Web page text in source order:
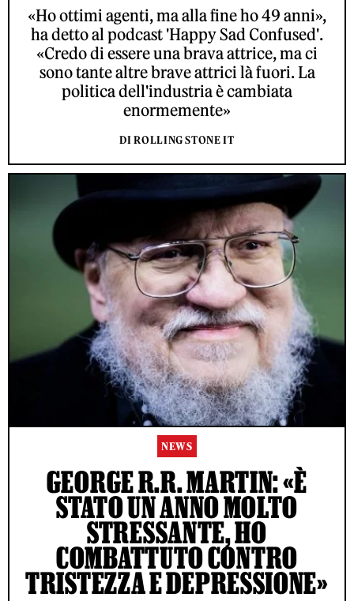
«Ho ottimi agenti, ma alla fine ho 49 anni»,
ha detto al podcast 'Happy Sad Confused'.
«Credo di essere una brava attrice, ma ci
sono tante altre brave attrici là fuori. La
politica dell'industria è cambiata
enormemente»
DI ROLLING STONE IT
NEWS
GEORGE R.R. MARTIN: «È
STATO UN ANNO MOLTO
STRESSANTE, HO
COMBATTUTO CONTRO
TRISTEZZA E DEPRESSIONE»